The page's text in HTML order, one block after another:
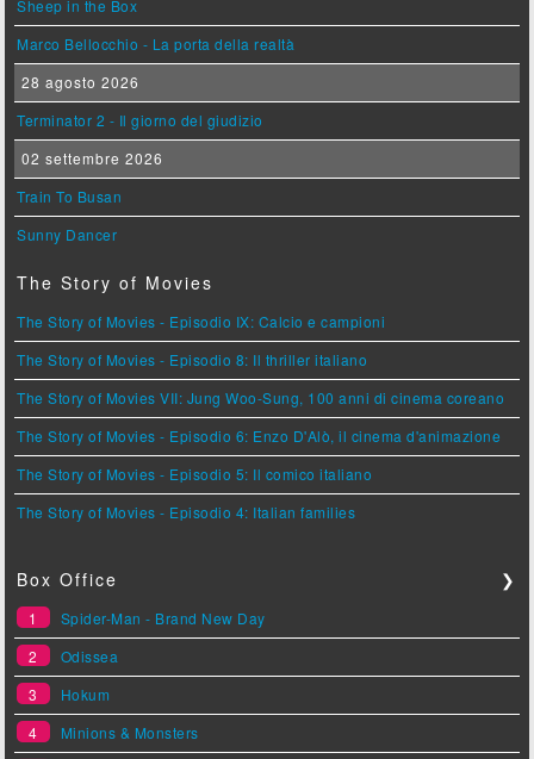
Sheep in the Box
Marco Bellocchio - La porta della realtà
28 agosto 2026
Terminator 2 - Il giorno del giudizio
02 settembre 2026
Train To Busan
Sunny Dancer
The Story of Movies
The Story of Movies - Episodio IX: Calcio e campioni
The Story of Movies - Episodio 8: Il thriller italiano
The Story of Movies VII: Jung Woo-Sung, 100 anni di cinema coreano
The Story of Movies - Episodio 6: Enzo D'Alò, il cinema d'animazione
The Story of Movies - Episodio 5: Il comico italiano
The Story of Movies - Episodio 4: Italian families
Box Office ❯
1
Spider-Man - Brand New Day
2
Odissea
3
Hokum
4
Minions & Monsters